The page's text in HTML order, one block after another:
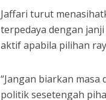
Jaffari turut
terpedaya dengan
aktif apabila pilihan
“Jangan biarkan
politik sesetengah